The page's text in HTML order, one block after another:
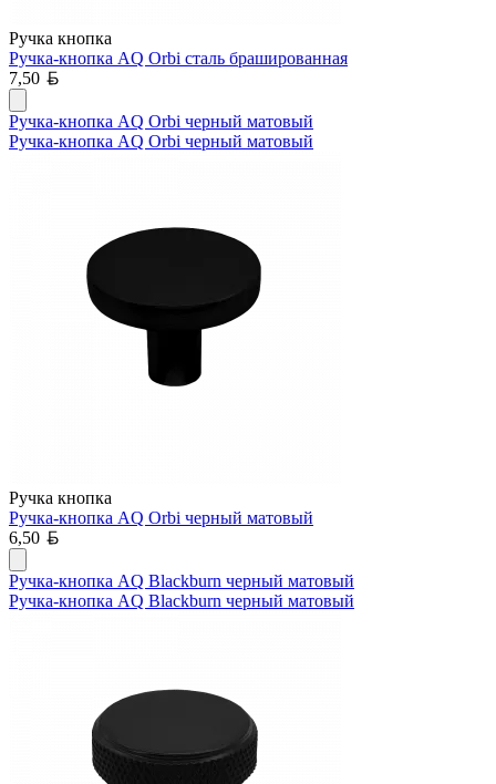
Ручка кнопка
Ручка-кнопка AQ Orbi сталь брашированная
7,50
Ручка-кнопка AQ Orbi черный матовый
Ручка-кнопка AQ Orbi черный матовый
Ручка кнопка
Ручка-кнопка AQ Orbi черный матовый
6,50
Ручка-кнопка AQ Blackburn черный матовый
Ручка-кнопка AQ Blackburn черный матовый